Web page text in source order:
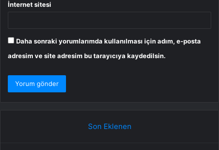
İnternet sitesi
Daha sonraki yorumlarımda kullanılması için adım, e-posta
adresim ve site adresim bu tarayıcıya kaydedilsin.
Son Eklenen